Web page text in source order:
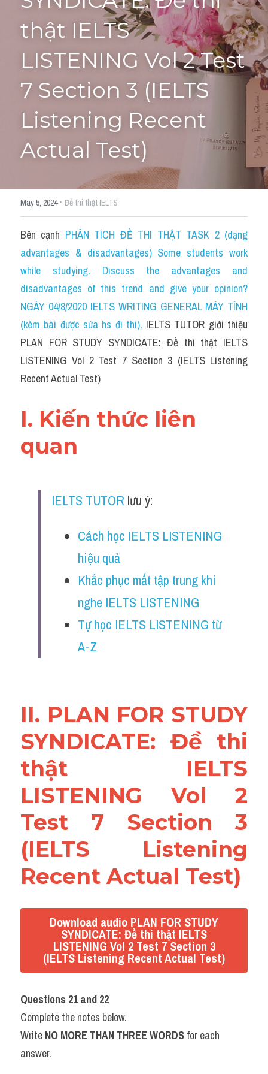
Tourism and Travelling
Pronunciation
Social issues
Section 2
Map
Transcript
Cam
Series luyện nghe Tiếng Anh cùng IELTS T
Health and Medicine
Environment
Technology
Advice
Đề thi thật IELTS
Vocabulary
Education
HỌC THỬ
thật IELTS
LISTENING Vol 2 Test
7 Section 3 (IELTS
Listening Recent
Actual Test)
May 5, 2024· Đề thi thật IELTS
Bên cạnh PHÂN TÍCH ĐỀ THI THẬT TASK 2 (dạng
advantages & disadvantages) Some students work
while studying. Discuss the advantages and
disadvantages of this trend and give your opinion?
NGÀY 04/8/2020 IELTS WRITING GENERAL MÁY TÍNH
(kèm bài được sửa hs đi thi), IELTS TUTOR giới thiệu
PLAN FOR STUDY SYNDICATE: Đề thi thật IELTS
LISTENING Vol 2 Test 7 Section 3 (IELTS Listening
Recent Actual Test)
I. Kiến thức liên
quan
IELTS TUTOR lưu ý:
Cách học IELTS LISTENING
hiệu quả
Khắc phục mất tập trung khi
nghe IELTS LISTENING
Tự học IELTS LISTENING từ
A-Z
II. PLAN FOR STUDY
SYNDICATE: Đề thi
thật IELTS
LISTENING Vol 2
Test 7 Section 3
(IELTS Listening
Recent Actual Test)
Download audio PLAN FOR STUDY
SYNDICATE: Đề thi thật IELTS
LISTENING Vol 2 Test 7 Section 3
(IELTS Listening Recent Actual Test)
Questions 21 and 22
Complete the notes below.
Write NO MORE THAN THREE WORDS for each
answer.